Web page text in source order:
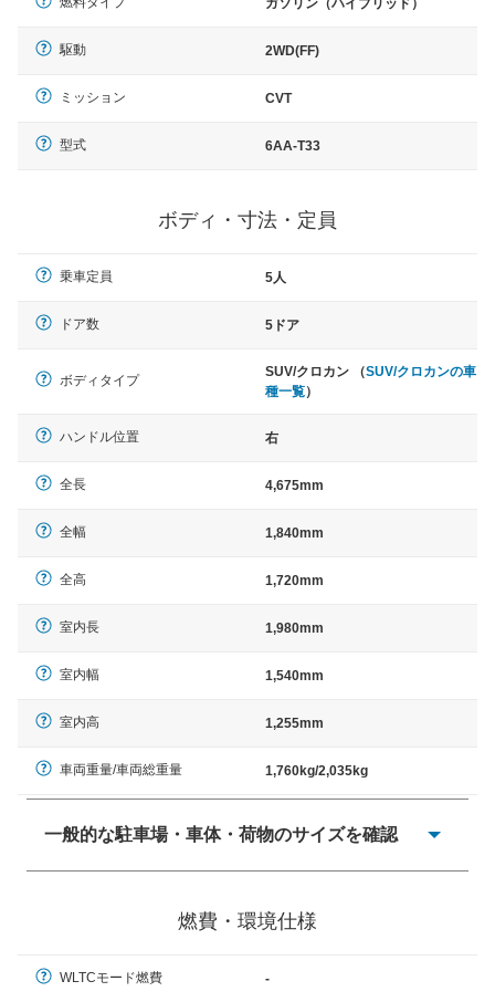
駆動 2WD(FF)
ミッション CVT
型式 6AA-T33
ボディ・寸法・定員
乗車定員 5人
ドア数 5ドア
ボディタイプ
SUV/クロカン （SUV/クロカンの車
種一覧）
ハンドル位置 右
全長 4,675mm
全幅 1,840mm
全高 1,720mm
室内長 1,980mm
室内幅 1,540mm
室内高 1,255mm
車両重量/車両総重量 1,760kg/2,035kg
一般的な駐車場・車体・荷物のサイズを確認
× 長さ 5,000mm 車路幅 5,000mmというサイズが標準値
燃費・環境仕様
WLTCモード燃費 -